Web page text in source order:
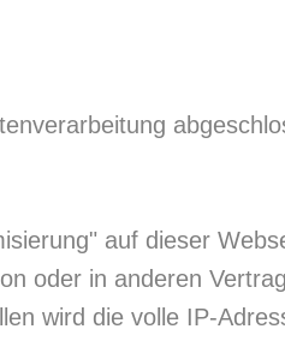
auf dieser
oder in anderen
wird die volle IP-